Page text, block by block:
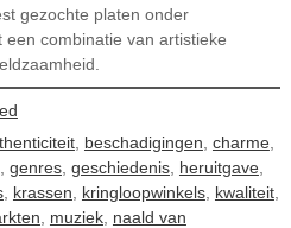
gezochte platen onder
combinatie van artistieke
, beschadigingen charme,
genres, geschiedenis, heruitgave,
, krassen kringloopwinkels, kwaliteit,
muziek, naald van